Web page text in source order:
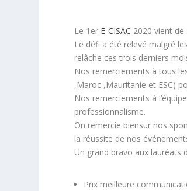
Le 1er E-CISAC 2020 vient de
Le défi a été relevé malgré
relâche ces trois derniers
Nos remerciements à tous
,Maroc ,Mauritanie et ESC)
Nos remerciements à
professionnalisme.
On remercie biensur nos
la réussite de nos
Un grand bravo aux lauréats
Prix meilleure